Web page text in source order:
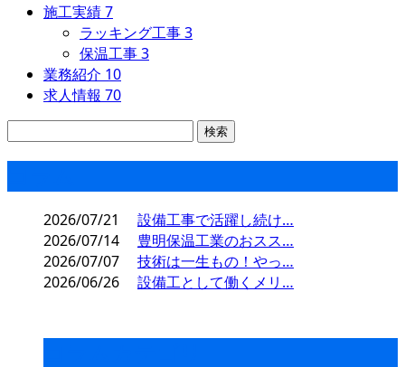
施工実績7
ラッキング工事3
保温工事3
業務紹介 10
求人情報 70
2026/07/21
設備工事で活躍し続け…
2026/07/14
豊明保温工業のおスス…
2026/07/07
技術は一生もの！やっ…
2026/06/26
設備工として働くメリ…